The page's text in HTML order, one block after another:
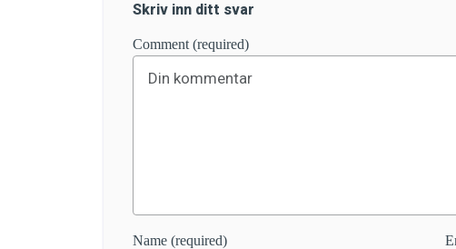
Skriv inn ditt svar
Comment (required)
Name (required)